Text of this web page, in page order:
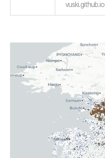
vuski.github.io